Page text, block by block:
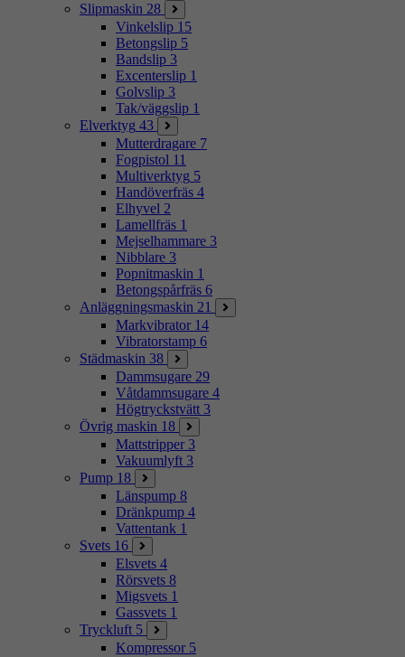
Slipmaskin 28
Vinkelslip 15
Betongslip 5
Bandslip 3
Excenterslip 1
Golvslip 3
Tak/väggslip 1
Elverktyg 43
Mutterdragare 7
Fogpistol 11
Multiverktyg 5
Handöverfräs 4
Elhyvel 2
Lamellfräs 1
Mejselhammare 3
Nibblare 3
Popnitmaskin 1
Betongspårfräs 6
Anläggningsmaskin 21
Markvibrator 14
Vibratorstamp 6
Städmaskin 38
Dammsugare 29
Våtdammsugare 4
Högtryckstvätt 3
Övrig maskin 18
Mattstripper 3
Vakuumlyft 3
Pump 18
Länspump 8
Dränkpump 4
Vattentank 1
Svets 16
Elsvets 4
Rörsvets 8
Migsvets 1
Gassvets 1
Tryckluft 5
Kompressor 5